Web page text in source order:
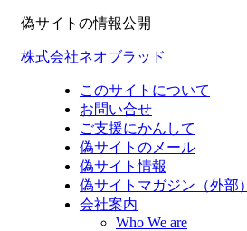
偽サイトの情報公開
株式会社ネオブラッド
このサイトについて
お問い合せ
ご支援にかんして
偽サイトのメール
偽サイト情報
偽サイトマガジン（外部）
会社案内
Who We are